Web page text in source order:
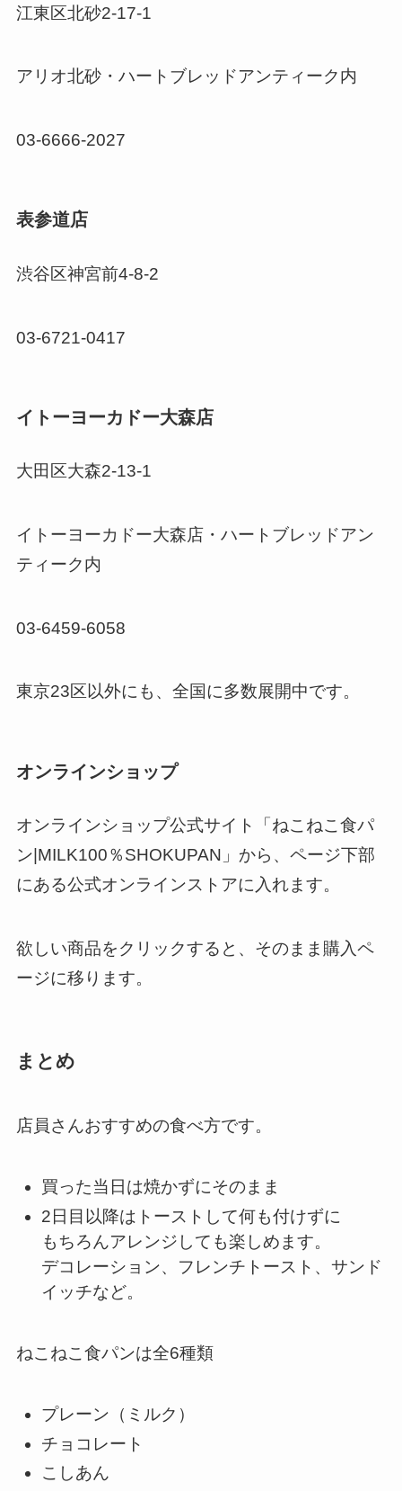
江東区北砂2-17-1
アリオ北砂・ハートブレッドアンティーク内
03-6666-2027
表参道店
渋谷区神宮前4-8-2
03-6721-0417
イトーヨーカドー大森店
大田区大森2-13-1
イトーヨーカドー大森店・ハートブレッドアン
ティーク内
03-6459-6058
東京23区以外にも、全国に多数展開中です。
オンラインショップ
オンラインショップ公式サイト「ねこねこ食パ
ン|MILK100％SHOKUPAN」から、ページ下部
にある公式オンラインストアに入れます。
欲しい商品をクリックすると、そのまま購入ペ
ージに移ります。
まとめ
店員さんおすすめの食べ方です。
買った当日は焼かずにそのまま
2日目以降はトーストして何も付けずに
もちろんアレンジしても楽しめます。
デコレーション、フレンチトースト、サンド
イッチなど。
ねこねこ食パンは全6種類
プレーン（ミルク）
チョコレート
こしあん